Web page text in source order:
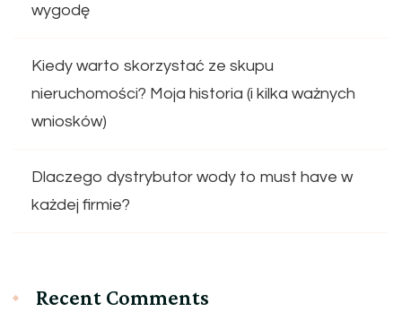
wygodę
Kiedy warto skorzystać ze skupu
nieruchomości? Moja historia (i kilka ważnych
wniosków)
Dlaczego dystrybutor wody to must have w
każdej firmie?
Recent Comments